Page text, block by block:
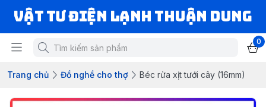
VẬT TƯ ĐIỆN LẠNH THUẬN DUNG
0
Trang chủ Đồ nghề cho thợ Béc rửa xịt tưới cây (16mm)